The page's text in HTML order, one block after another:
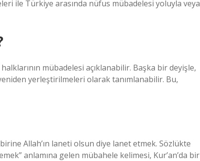
ile Türkiye arasında nüfus mübadelesi yoluyla veya
mübadelesi açıklanabilir. Başka bir deyişle,
yerleştirilmeleri olarak tanımlanabilir. Bu,
Allah’ın laneti olsun diye lanet etmek. Sözlükte
anlamına gelen mübahele kelimesi, Kur’an’da bir